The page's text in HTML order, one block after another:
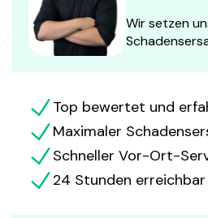
Wir setzen
Top bewertet und
Maximaler
Schneller Vor-Ort-
24 Stunden erreichbar